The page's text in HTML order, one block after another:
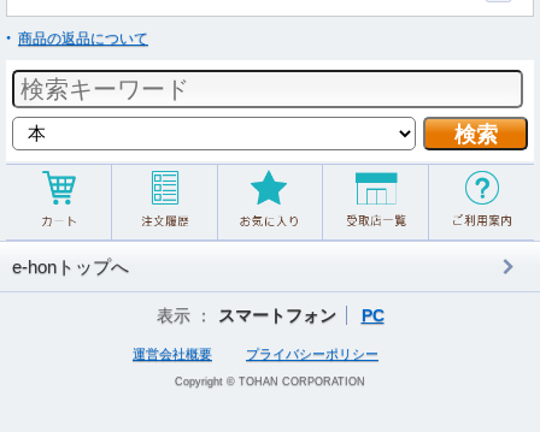
商品の返品について
e-honトップへ
表示 ： スマートフォン PC
運営会社概要 プライバシーポリシー
Copyright © TOHAN CORPORATION